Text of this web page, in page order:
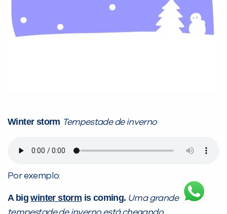
Winter storm Tempestade de inverno
Por exemplo:
A bigwinter storm is coming. Uma grande